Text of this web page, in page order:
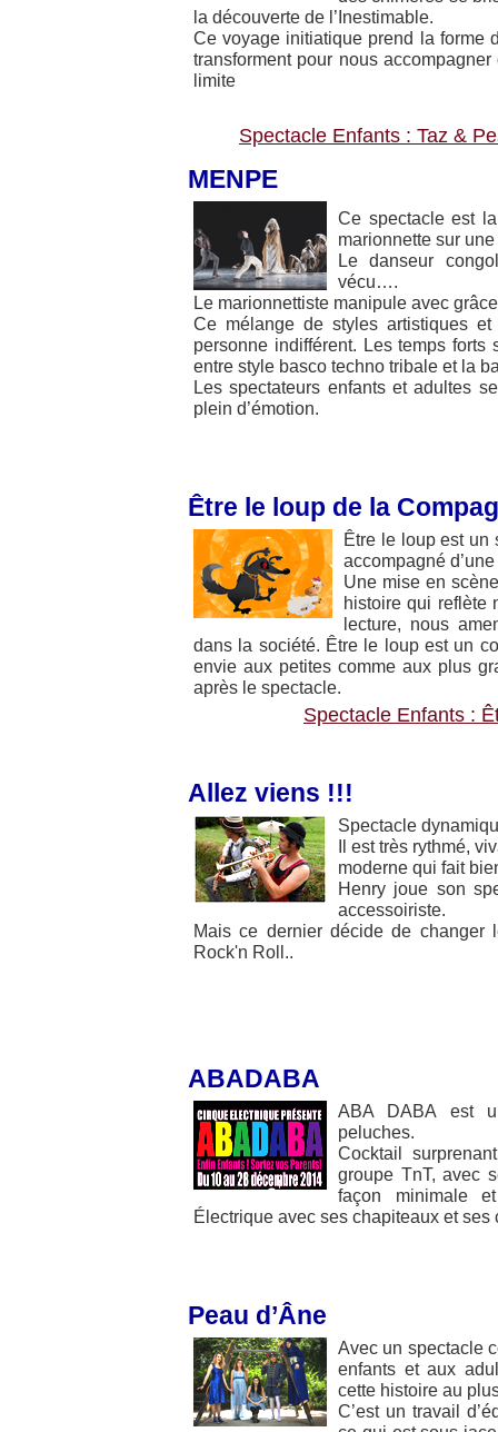
la découverte de l’Inestimable.
Ce voyage initiatique prend la forme
transforment pour nous
limite
Spectacle Enfants : Taz &
MENPE
Ce spectacle est
marionnette sur
Le danseur
vécu….
Le marionnettiste manipule avec
Ce mélange de styles artistiques
personne indifférent. Les temps
entre style basco techno tribale et la
Les spectateurs enfants et adultes
plein d’émotion.
Être le loup de la
Être le loup est un
accompagné
Une mise en
histoire qui reflète
lecture, nous
dans la société. Être le loup est un
envie aux petites comme aux plus
après le spectacle.
Spectacle Enfants :
Allez viens !!!
Spectacle
Il est très rythmé,
moderne qui fait
Henry joue son
accessoiriste.
Mais ce dernier décide de
Rock'n Roll..
ABADABA
ABA DABA est
peluches.
Cocktail
groupe TnT, avec
façon minimale
Électrique avec ses chapiteaux et
Peau d’Âne
Avec un spectacle
enfants et aux
cette histoire au
C’est un travail